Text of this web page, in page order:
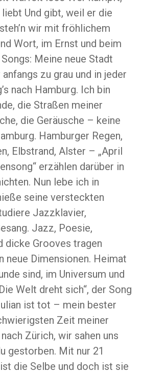
Und gibt, weil er die
wir mit fröhlichem
Wort, im Ernst und beim
Meine neue Stadt
zu grau und in jeder
nach Hamburg. Ich bin
die Straßen meiner
die Geräusche – keine
Hamburger Regen,
Elbstrand, Alster – „April
erzählen darüber in
Nun lebe ich in
seine versteckten
Jazzklavier,
Jazz, Poesie,
dicke Grooves tragen
neue Dimensionen. Heimat
sind, im Universum und
Welt dreht sich“, der Song
ist tot – mein bester
Zeit meiner
Zürich, wir sahen uns
gestorben. Mit nur 21
die Selbe und doch ist sie